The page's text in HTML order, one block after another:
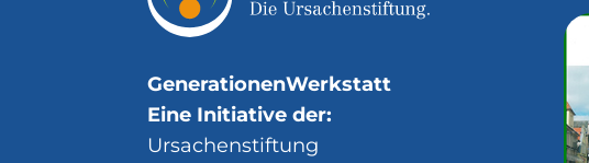
GenerationenWerkstatt
Eine Initiative der:
Ursachenstiftung